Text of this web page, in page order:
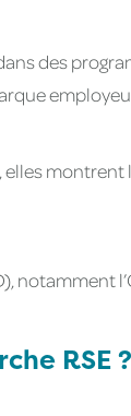
des
montrent
notamment
RSE ?